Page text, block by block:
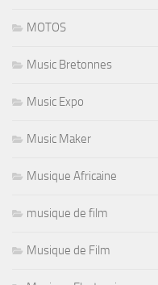
MOTOS
Music Bretonnes
Music Expo
Music Maker
Musique Africaine
musique de film
Musique de Film